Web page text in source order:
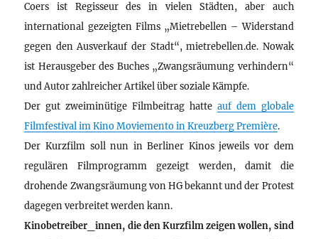
Coers ist Regisseur des in vielen Städten, aber auch
international gezeigten Films „Mietrebellen – Widerstand
gegen den Ausverkauf der Stadt“, mietrebellen.de. Nowak
ist Herausgeber des Buches „Zwangsräumung verhindern“
und Autor zahlreicher Artikel über soziale Kämpfe.
Der gut zweiminütige Filmbeitrag hatte auf dem globale
Filmfestival im Kino Moviemento in Kreuzberg Première.
Der Kurzfilm soll nun in Berliner Kinos jeweils vor dem
regulären Filmprogramm gezeigt werden, damit die
drohende Zwangsräumung von HG bekannt und der Protest
dagegen verbreitet werden kann.
Kinobetreiber_innen, die den Kurzfilm zeigen wollen, sind